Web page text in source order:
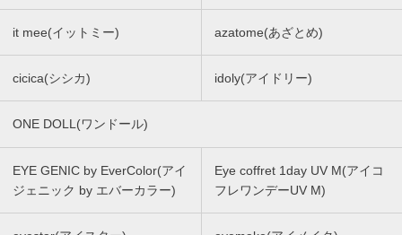
it mee(イットミー) azatome(あざとめ)
cicica(シシカ) idoly(アイドリー)
ONE DOLL(ワンドール)
EYE GENIC by EverColor(アイ
ジェニック by エバーカラー)
Eye coffret 1day UV M(アイコ
フレワンデーUV M)